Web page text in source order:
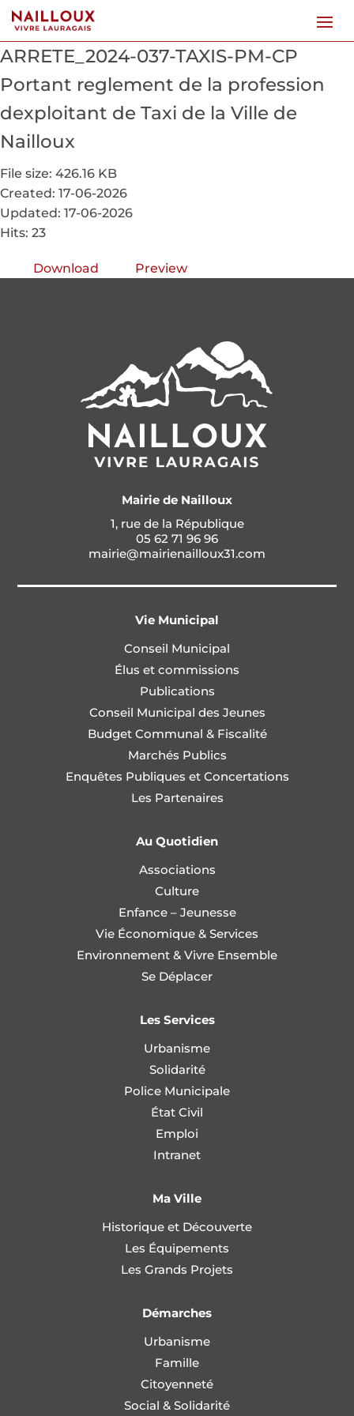
ARRETE_2024-037-TAXIS-PM-CP
Portant reglement de la profession
dexploitant de Taxi de la Ville de
Nailloux
File size: 426.16 KB
Created: 17-06-2026
Updated: 17-06-2026
Hits: 23
Download Preview
Mairie de Nailloux
1, rue de la République
05 62 71 96 96
mairie@mairienailloux31.com
Vie Municipal
Conseil Municipal
Élus et commissions
Publications
Conseil Municipal des Jeunes
Budget Communal & Fiscalité
Marchés Publics
Enquêtes Publiques et Concertations
Les Partenaires
Au Quotidien
Associations
Culture
Enfance – Jeunesse
Vie Économique & Services
Environnement & Vivre Ensemble
Se Déplacer
Les Services
Urbanisme
Solidarité
Police Municipale
État Civil
Emploi
Intranet
Ma Ville
Historique et Découverte
Les Équipements
Les Grands Projets
Démarches
Urbanisme
Famille
Citoyenneté
Social & Solidarité